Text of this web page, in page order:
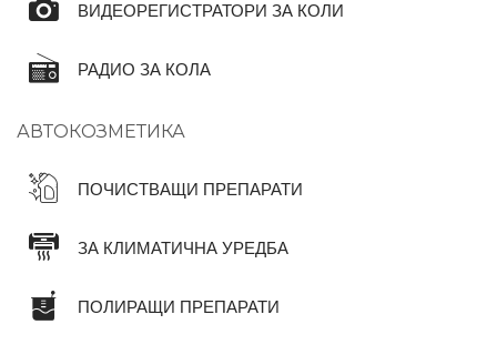
ВИДЕОРЕГИСТРАТОРИ ЗА КОЛИ
РАДИО ЗА КОЛА
АВТОКОЗМЕТИКА
ПОЧИСТВАЩИ ПРЕПАРАТИ
ЗА КЛИМАТИЧНА УРЕДБА
ПОЛИРАЩИ ПРЕПАРАТИ